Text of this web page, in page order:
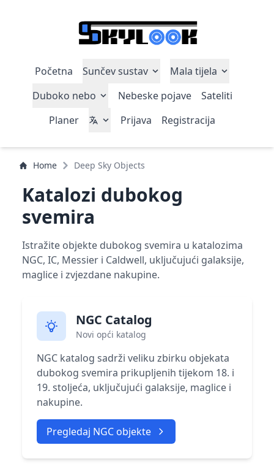
Početna Sunčev sustav
Mala tijela
Duboko nebo
Nebeske pojave
Sateliti
Planer
Prijava Registracija
Home Deep Sky Objects
Katalozi dubokog
svemira
Istražite objekte dubokog svemira u katalozima
NGC, IC, Messier i Caldwell, uključujući galaksije,
maglice i zvjezdane nakupine.
NGC Catalog
Novi opći katalog
NGC katalog sadrži veliku zbirku objekata
dubokog svemira prikupljenih tijekom 18. i
19. stoljeća, uključujući galaksije, maglice i
nakupine.
Pregledaj NGC objekte